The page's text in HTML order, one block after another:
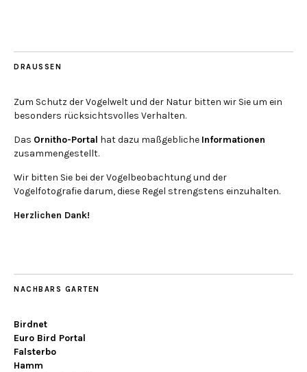
DRAUSSEN
Zum Schutz der Vogelwelt und der Natur bitten wir Sie um ein
besonders rücksichtsvolles Verhalten.
Das Ornitho-Portal hat dazu maßgebliche Informationen
zusammengestellt.
Wir bitten Sie bei der Vogelbeobachtung und der
Vogelfotografie darum, diese Regel strengstens einzuhalten.
Herzlichen Dank!
NACHBARS GARTEN
Birdnet
Euro Bird Portal
Falsterbo
Hamm